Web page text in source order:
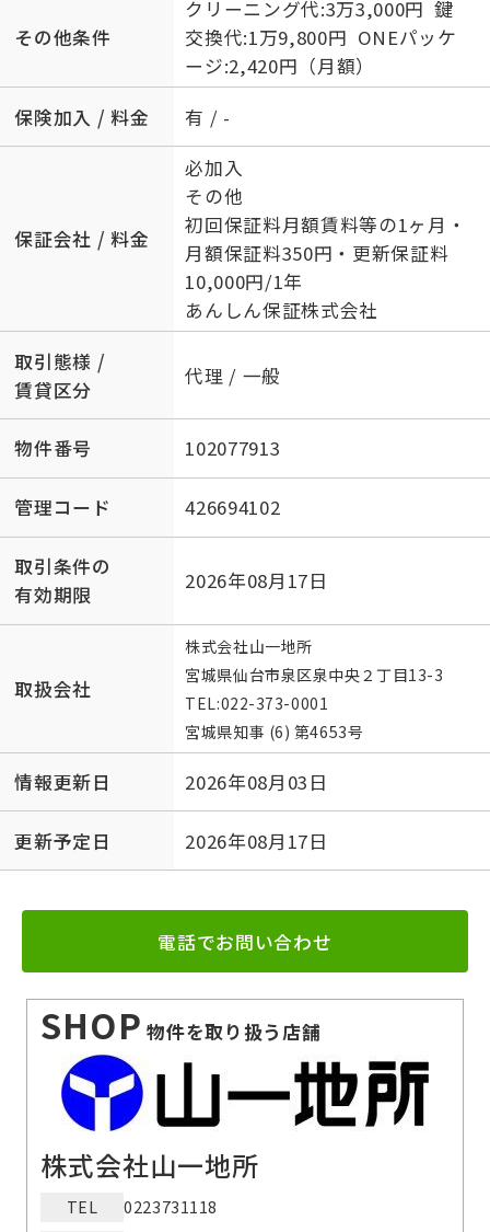
その他条件
クリーニング代:3万3,000円 鍵
交換代:1万9,800円 ONEパッケ
ージ:2,420円（月額）
保険加入 / 料金
有 / -
保証会社 / 料金
必加入
その他
初回保証料月額賃料等の1ヶ月・
月額保証料350円・更新保証料
10,000円/1年
あんしん保証株式会社
取引態様 /
賃貸区分
代理 / 一般
物件番号 102077913
管理コード 426694102
取引条件の
有効期限
2026年08月17日
取扱会社
株式会社山一地所
宮城県仙台市泉区泉中央２丁目13-3
TEL:022-373-0001
宮城県知事 (6) 第4653号
情報更新日 2026年08月03日
更新予定日 2026年08月17日
電話でお問い合わせ
SHOP 物件を取り扱う店舗
株式会社山一地所
TEL
0223731118